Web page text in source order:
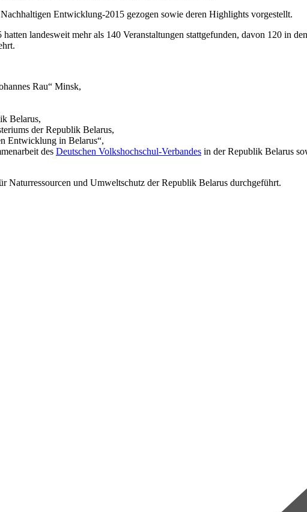
Entwicklung-2015 gezogen sowie deren Highlights vorgestellt.
landesweit mehr als 140 Veranstaltungen stattgefunden, davon 120 in
Rau“ Minsk,
Belarus,
der Republik Belarus,
Entwicklung in Belarus“,
des Deutschen Volkshochschul-Verbandes in der Republik Belarus
und Umweltschutz der Republik Belarus durchgeführt.